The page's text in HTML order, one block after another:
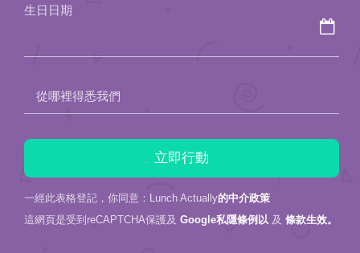
生日日期
從哪裡得悉我們
一經此表格登記，你同意：Lunch Actually的中介政策
這網頁是受到reCAPTCHA保護及 Google私隱條例以 及 條款生效。